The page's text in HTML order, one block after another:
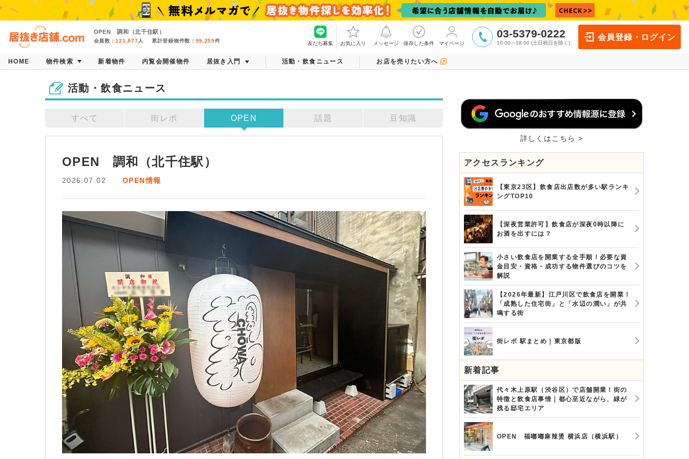
OPEN 調和（北千住駅）
会員数：121,877人 累計登録物件数： 99,259件 友だち募集 お気に入り メッセージ 保存した条件 マイページ
03-5379-0222
10:00～18:00 (土日祝日を除く)
会員登録・ログイン
HOME 物件検索 新着物件 内覧会開催物件 居抜き入門 活動・飲食ニュース お店を売りたい方へ
活動・飲食ニュース
すべて 街レポ OPEN 話題 豆知識
OPEN　調和（北千住駅）
2026.07.02 OPEN情報
詳しくはこちら >
アクセスランキング
【東京23区】飲食店出店数が多い駅ランキ
ングTOP10
【深夜営業許可】飲食店が深夜0時以降に
お酒を出すには？
小さい飲食店を開業する全手順！必要な資
金目安・資格・成功する物件選びのコツを
解説
【2026年最新】江戸川区で飲食店を開業！
「成熟した住宅街」と「水辺の潤い」が共
鳴する街
街レポ 駅まとめ｜東京都版
新着記事
代々木上原駅（渋谷区）で店舗開業！街の
特徴と飲食店事情｜都心至近ながら、緑が
残る邸宅エリア
OPEN 福嘟嘟麻辣烫 横浜店（横浜駅）